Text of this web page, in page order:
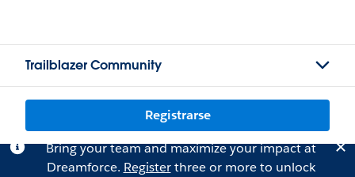
Trailblazer Community
Registrarse
Bring your team and maximize your impact at
Dreamforce. Registerthree or more to unlock